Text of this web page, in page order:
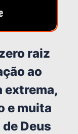
raiz
ao
extrema,
e muita
Deus